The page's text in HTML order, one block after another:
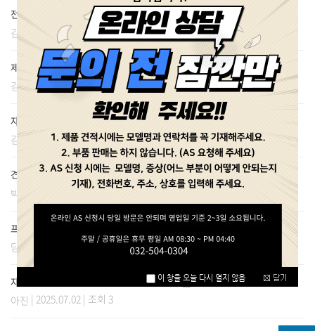
전기소독장 손잡이 교체 견적 문의 드립니다 (1)
김가현 | 2025.07.04 | 조회 3
제품견적(1)
김밥 | 2025.07.04 | 조회 2
자외선살균소독기 경첩 문의드립니다. (1)
김시웅 | 2025.07.04 | 조회 2
견적 문의 (1)
박현진 | 2025.07.03 | 조회 2
프랜차이즈 본사 납품 문의
담가| 2025.07.03 | 조회 2
자외선 소독기 램프 접지부 파손 수리 문의 (1)
아진 | 2025.07.02 | 조회 3